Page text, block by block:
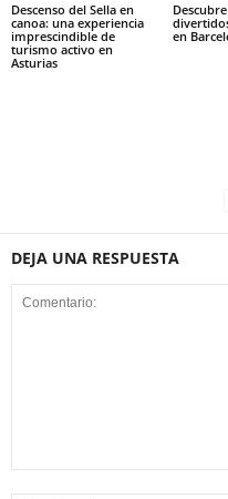
Descenso del Sella en
canoa: una experiencia
imprescindible de
turismo activo en
Asturias
en
DEJA UNA RESPUESTA